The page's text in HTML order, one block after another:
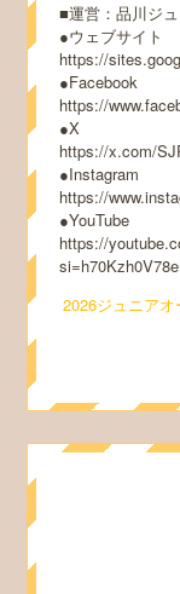
■運営：品川ジ
●ウェブサイト
https://
●Facebook
https://
●X
https://x.com/
●Instagram
https://
●YouTube
https://
2026ジュニアオ